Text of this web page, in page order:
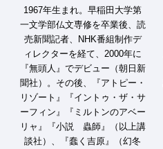
1967年生まれ。早稲田大学第
一文学部仏文専修を卒業後、読
売新聞記者、NHK番組制作デ
ィレクターを経て、2000年に
『無頭人』でデビュー（朝日新
聞社）。その後、『アトピー・
リゾート』『イントゥ・ザ・サ
ーフィン』『ミルトンのアベー
リャ』『小説 蟲師』（以上講
談社）、『蠢く吉原』（幻冬